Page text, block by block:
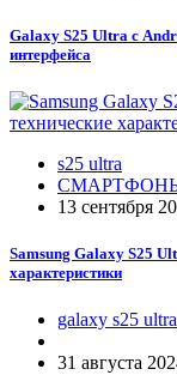
Galaxy S25 Ultra с
интерфейса
s25 ultra
13 сентября
Samsung Galaxy S25
характеристики
galaxy s25 ultra
31 августа